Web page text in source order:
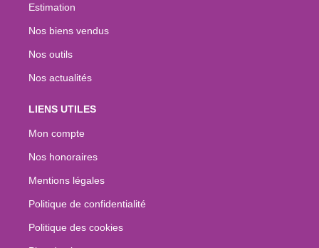
Estimation
Nos biens vendus
Nos outils
Nos actualités
LIENS UTILES
Mon compte
Nos honoraires
Mentions légales
Politique de confidentialité
Politique des cookies